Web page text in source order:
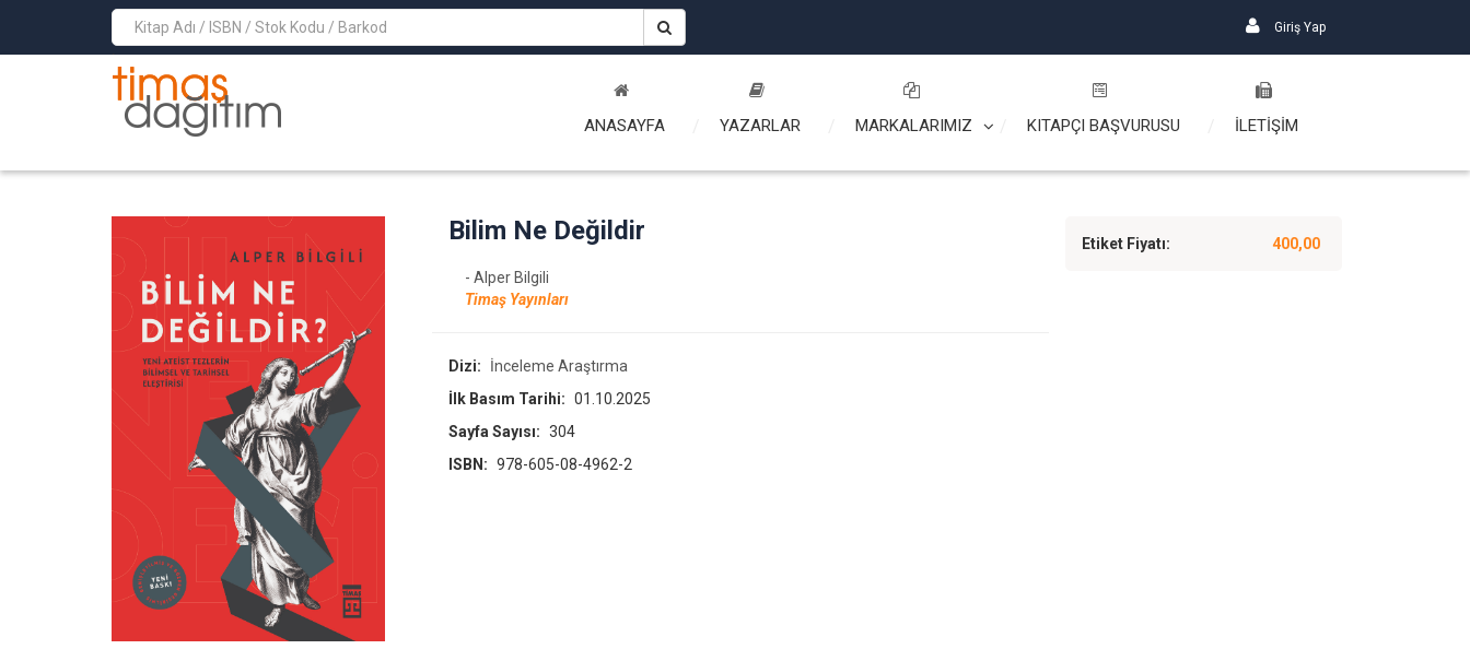
>
Giriş Yap
ANASAYFA YAZARLAR MARKALARIMIZ KITAPÇI BAŞVURUSU İLETİŞİM
Bilim Ne Değildir
- Alper Bilgili
Timaş Yayınları
Dizi:
İnceleme Araştırma
İlk Basım Tarihi: 01.10.2025
Sayfa Sayısı: 304
ISBN: 978-605-08-4962-2
Etiket Fiyatı: 400,00